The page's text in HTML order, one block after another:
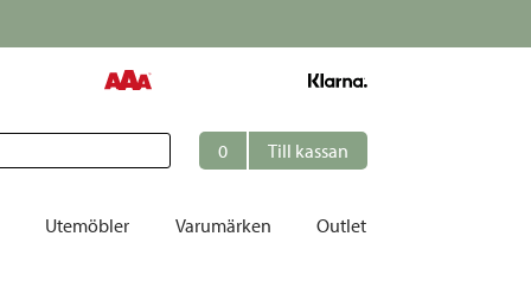
0 Till kassan
Utemöbler Varumärken Outlet